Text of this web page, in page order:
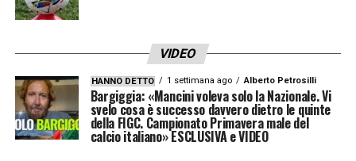
VIDEO
HANNO DETTO 1 settimana ago Alberto Petrosilli
Bargiggia: «Mancini voleva solo la Nazionale. Vi
svelo cosa è successo davvero dietro le quinte
della FIGC. Campionato Primavera male del
calcio italiano» ESCLUSIVA e VIDEO